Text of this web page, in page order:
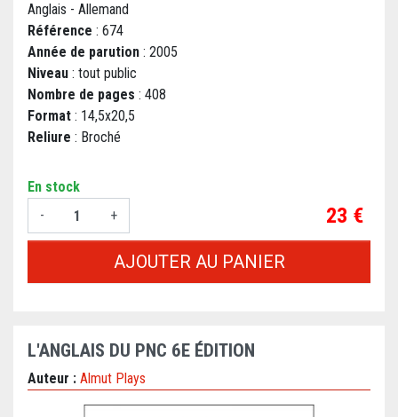
Anglais - Allemand
Référence : 674
Année de parution : 2005
Niveau : tout public
Nombre de pages : 408
Format : 14,5x20,5
Reliure : Broché
En stock
-
+ Prix
23 €
AJOUTER AU PANIER
L'ANGLAIS DU PNC 6E ÉDITION
Auteur : Almut Plays